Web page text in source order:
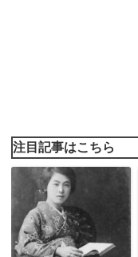
注目記事はこちら